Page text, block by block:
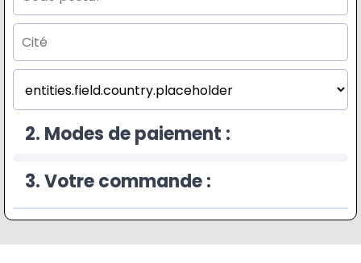
2. Modes de paiement :
3. Votre commande :